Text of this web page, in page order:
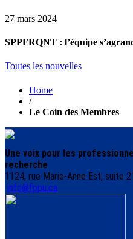
27 mars 2024
SPPFRQNT : l’équipe
Toutes les nouvelles
Home
/
Le Coin des Membres
Une voix pour les
recherche
1124, rue Marie-Anne Est, suite
info@fppu.ca